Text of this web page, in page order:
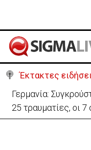
Έκτακτες
Αυτά είναι τα νέα
Ημικρατικών